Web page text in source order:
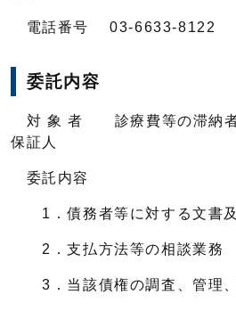
電話番号 03-6633-8122
委託内容
対 象 者 診療費等の滞納者
保証人
委託内容
1．債務者等に対する文書及
2．支払方法等の相談業務
3．当該債権の調査、管理、